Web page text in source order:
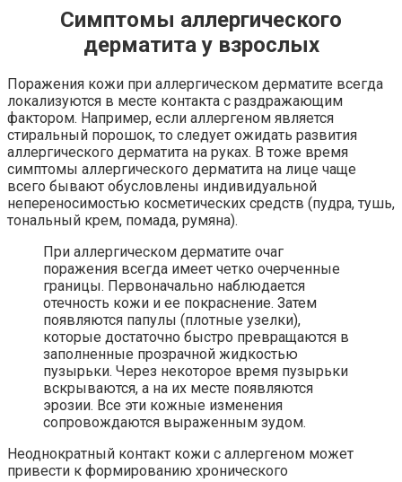
Симптомы аллергического
дерматита у взрослых
Поражения кожи при аллергическом дерматите всегда
локализуются в месте контакта с раздражающим
фактором. Например, если аллергеном является
стиральный порошок, то следует ожидать развития
аллергического дерматита на руках. В тоже время
симптомы аллергического дерматита на лице чаще
всего бывают обусловлены индивидуальной
непереносимостью косметических средств (пудра, тушь,
тональный крем, помада, румяна).
При аллергическом дерматите очаг
поражения всегда имеет четко очерченные
границы. Первоначально наблюдается
отечность кожи и ее покраснение. Затем
появляются папулы (плотные узелки),
которые достаточно быстро превращаются в
заполненные прозрачной жидкостью
пузырьки. Через некоторое время пузырьки
вскрываются, а на их месте появляются
эрозии. Все эти кожные изменения
сопровождаются выраженным зудом.
Неоднократный контакт кожи с аллергеном может
привести к формированию хронического